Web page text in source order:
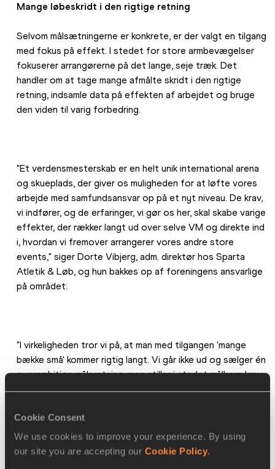
Cookie Consent
We use cookies to improve your experience. By using
our site you are accepting our Cookie Policy.
Mange løbeskridt i den rigtige retning
Selvom målsætningerne er konkrete, er der valgt en tilgang
med fokus på effekt. I stedet for store armbevægelser
fokuserer arrangørerne på det lange, seje træk. Det
handler om at tage mange afmålte skridt i den rigtige
retning, indsamle data på effekten af arbejdet og bruge
den viden til varig forbedring.
"Et verdensmesterskab er en helt unik international arena
og skueplads, der giver os muligheden for at løfte vores
arbejde med samfundsansvar op på et nyt niveau. De krav,
vi indfører, og de erfaringer, vi gør os her, skal skabe varige
effekter, der rækker langt ud over selve VM og direkte ind
i, hvordan vi fremover arrangerer vores andre store
events," siger Dorte Vibjerg, adm. direktør hos Sparta
Atletik & Løb, og hun bakkes op af foreningens ansvarlige
på området:
"I virkeligheden tror vi på, at man med tilgangen 'mange
bække små' kommer rigtig langt. Vi går ikke ud og sælger én
overambitiøs målsætning, men stiller i stedet målbare krav
på en lang række områder, hvor vi som eventarrangører
positiv effekt, som det er realistisk at skabe store
resultater med i fremtiden," lyder det fra Nynne
Ammundsen, bæredygtighedsansvarlig i Sparta Atletik &